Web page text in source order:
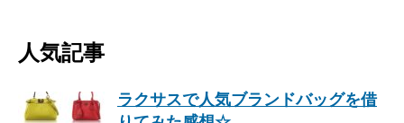
人気記事
ラクサスで人気ブランドバッグを借